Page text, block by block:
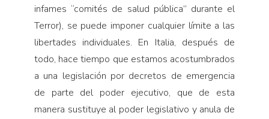
infames “comités de salud pública” durante el
Terror), se puede imponer cualquier límite a las
libertades individuales. En Italia, después de
todo, hace tiempo que estamos acostumbrados
a una legislación por decretos de emergencia
de parte del poder ejecutivo, que de esta
manera sustituye al poder legislativo y anula de